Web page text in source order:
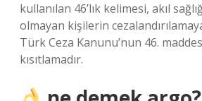
kullanılan 46’lık kelimesi, akıl
olmayan kişilerin
Türk Ceza Kanunu’nun 46.
kısıtlamadır.